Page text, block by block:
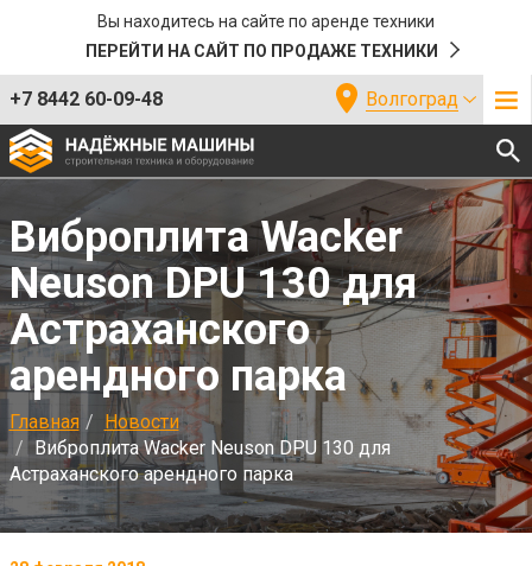
Вы находитесь на сайте по аренде техники
ПЕРЕЙТИ НА САЙТ ПО ПРОДАЖЕ ТЕХНИКИ
+7 8442 60-09-48 Волгоград
Виброплита Wacker
Neuson DPU 130 для
Астраханского
арендного парка
Главная
Новости
Виброплита Wacker Neuson DPU 130 для
Астраханского арендного парка